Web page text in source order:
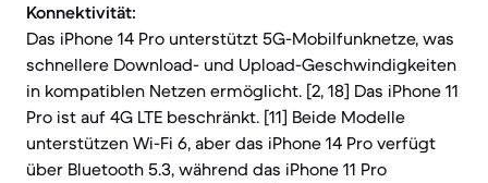
Konnektivität:
Das iPhone 14 Pro unterstützt 5G-Mobilfunknetze, was
schnellere Download- und Upload-Geschwindigkeiten
in kompatiblen Netzen ermöglicht. [2, 18] Das iPhone 11
Pro ist auf 4G LTE beschränkt. [11] Beide Modelle
unterstützen Wi-Fi 6, aber das iPhone 14 Pro verfügt
über Bluetooth 5.3, während das iPhone 11 Pro